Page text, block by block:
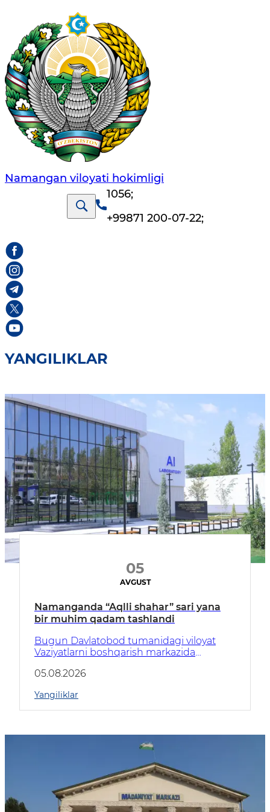
Namangan vilоyati hоkimligi
1056;
+99871 200-07-22;
YANGILIKLAR
05
AVGUST
Namanganda “Aqlli shahar” sari yana
bir muhim qadam tashlandi
Bugun Davlatobod tumanidagi viloyat
Vaziyatlarni boshqarish markazida
rejalashtirilayotgan “Aqlli shahar” dasturiy
05.08.2026
Yangiliklar